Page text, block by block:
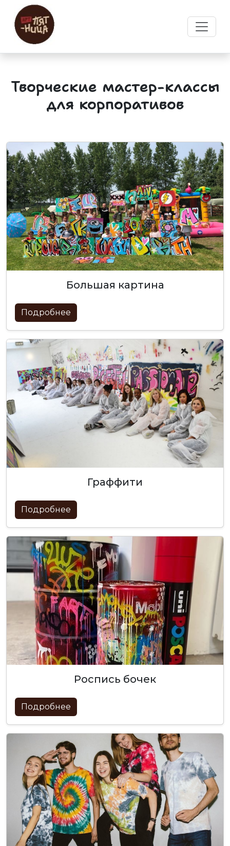
творческие мастер-классы
для корпоративов
большая картина
Подробнее
граффити
Подробнее
роспись бочек
Подробнее